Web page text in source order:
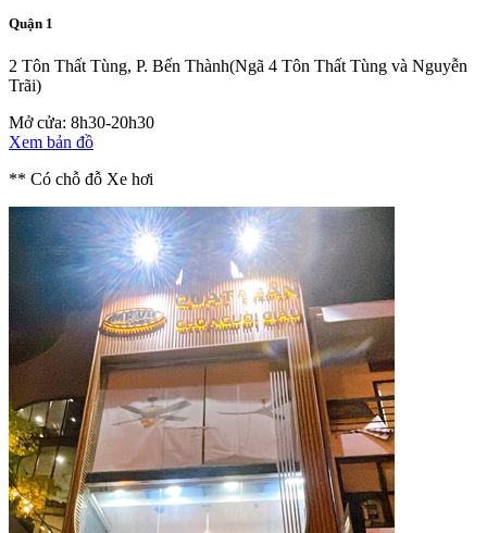
Quận 1
2 Tôn Thất Tùng, P. Bến Thành(Ngã 4 Tôn Thất Tùng và Nguyễn
Trãi)
Mở cửa: 8h30-20h30
Xem bản đồ
** Có chỗ đỗ Xe hơi